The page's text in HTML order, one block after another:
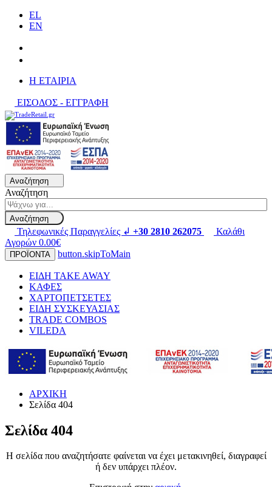
EL
EN
H ΕΤΑΙΡΙΑ
ΕΙΣΟΔΟΣ - ΕΓΓΡΑΦΗ
Αναζήτηση
Αναζήτηση
Αναζήτηση
Τηλεφωνικές Παραγγελίες ↲ +30 2810 262075
Καλάθι
Αγορών 0.00€
ΠΡΟΪΟΝΤΑ button.skipToMain
ΕΙΔΗ TAKE AWAY
ΚΑΦΕΣ
ΧΑΡΤΟΠΕΤΣΕΤΕΣ
ΕΙΔΗ ΣΥΣΚΕΥΑΣΙΑΣ
TRADE COMBOS
VILEDA
ΑΡΧΙΚΗ
Σελίδα 404
Σελίδα 404
Η σελίδα που αναζητήσατε φαίνεται να έχει μετακινηθεί, διαγραφεί
ή δεν υπάρχει πλέον.